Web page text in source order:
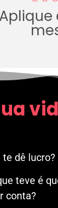
Aplique
dê lucro?
teve é
conta?